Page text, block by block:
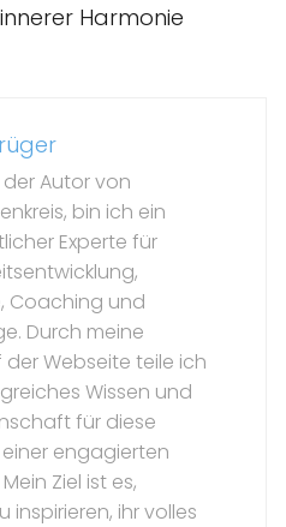
Harmonie
der Autor von
bin ich ein
Experte für
Coaching und
Durch meine
Webseite teile ich
Wissen und
für diese
engagierten
Ziel ist es,
inspirieren, ihr volles